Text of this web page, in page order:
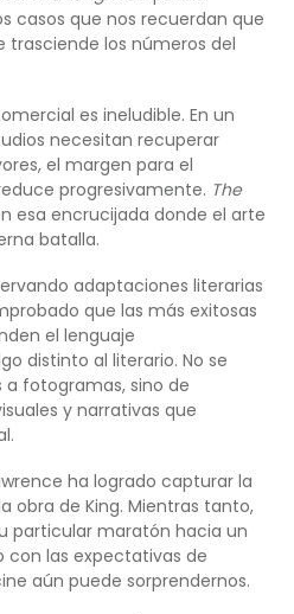
casos que nos recuerdan que
trasciende los números del
es ineludible. En un
necesitan recuperar
el margen para el
progresivamente. The
esa encrucijada donde el arte
batalla.
adaptaciones literarias
que las más exitosas
el lenguaje
distinto al literario. No se
fotogramas, sino de
y narrativas que
ha logrado capturar la
obra de King. Mientras tanto,
particular maratón hacia un
con las expectativas de
aún puede sorprendernos.